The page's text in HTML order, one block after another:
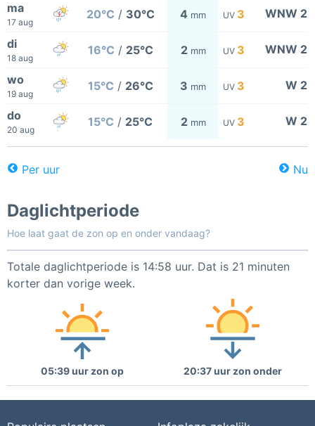
ma
17 aug
20°C / 30°C 4 mm UV 3 WNW 2
di
18 aug
16°C / 25°C 2 mm UV 3 WNW 2
wo
19 aug
15°C / 26°C 3 mm UV 3 W 2
do
20 aug
15°C / 25°C 2 mm UV 3 W 2
Per uur Nu
Daglichtperiode
Hoe laat gaat de zon op en onder vandaag?
Totale daglichtperiode is 14:58 uur. Dat is 21 minuten
korter dan vorige week.
05:39 uur zon op 20:37 uur zon onder